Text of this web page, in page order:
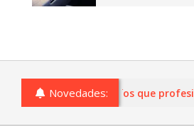
Novedades:
comercios de Entre Ríos que